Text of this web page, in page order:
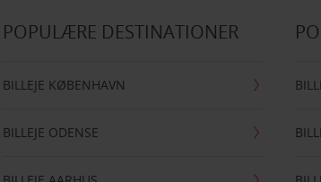
POPULÆRE DESTINATIONER
BILLEJE KØBENHAVN
BILLEJE ODENSE